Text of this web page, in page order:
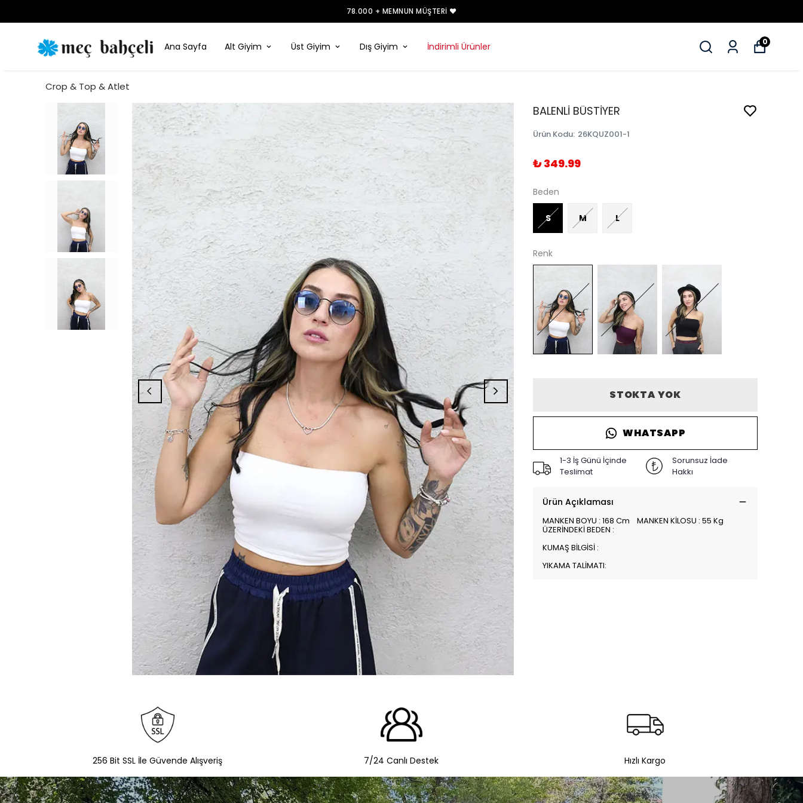
78.000 + MEMNUN MÜŞTERI ❤️
Ana Sayfa Alt Giyim Üst Giyim Dış Giyim İndirimli Ürünler 0
Crop & Top & Atlet
BALENLİ BÜSTİYER
Ürün Kodu: 26KQUZ001-1
₺ 349.99
Beden
S M L
Renk
STOKTA YOK
WHATSAPP
1-3 İş Günü İçinde
Teslimat
Sorunsuz İade
Hakkı
Ürün Açıklaması
MANKEN BOYU : 168 Cm MANKEN KİLOSU : 55 Kg
ÜZERİNDEKİ BEDEN :
KUMAŞ BİLGİSİ :
YIKAMA TALİMATI:
256 Bit SSL İle Güvende Alışveriş 7/24 Canlı Destek Hızlı Kargo